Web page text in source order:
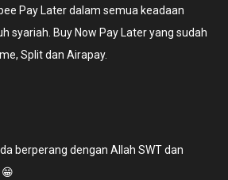
Pay Later dalam semua keadaan
syariah. Buy Now Pay Later yang sudah
Split dan Airapay.
berperang dengan Allah SWT dan
😁